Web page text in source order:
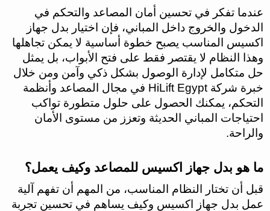
عندما تفكر في تحسين أمان المصاعد والتحكم في
الدخول والخروج داخل المباني، فإن اختيار بدل جهاز
اكسيس المناسب يصبح خطوة أساسية لا يمكن تجاهلها
وهذا النظام لا يقتصر فقط على فتح الأبواب، بل يمثل
حل متكامل لإدارة الوصول بشكل ذكي وآمن ومن خلال
خبرة شركة HiLift Egypt في مجال المصاعد وأنظمة
التحكم، يمكنك الحصول على حلول متطورة تواكب
احتياجات المباني الحديثة وتعزز من مستوى الأمان
والراحة.
ما هو بدل جهاز اكسيس للمصاعد وكيف يعمل؟
قبل أن تختار النظام المناسب، من المهم أن تفهم آلية
عمل بدل جهاز اكسيس وكيف يساهم في تحسين تجربة